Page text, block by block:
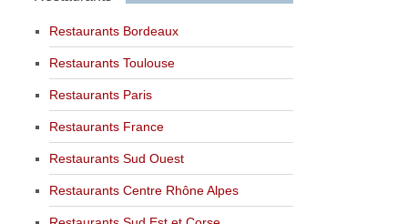
Restaurants Bordeaux
Restaurants Toulouse
Restaurants Paris
Restaurants France
Restaurants Sud Ouest
Restaurants Centre Rhône Alpes